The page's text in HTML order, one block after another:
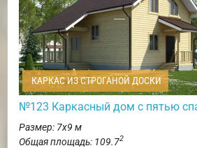
КАРКАС ИЗ СТРОГАНОЙ ДОСКИ
№123 Каркасный дом с пятью
Размер: 7х9 м
Общая площадь: 109.72